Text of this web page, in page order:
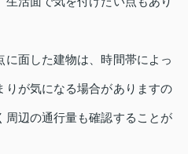
面した建物は、時間帯によっ
りが気になる場合がありますの
周辺の通行量も確認することが